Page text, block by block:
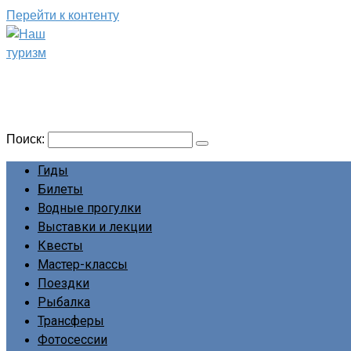
Перейти к контенту
Поиск:
Гиды
Билеты
Водные прогулки
Выставки и лекции
Квесты
Мастер-классы
Поездки
Рыбалка
Трансферы
Фотосессии